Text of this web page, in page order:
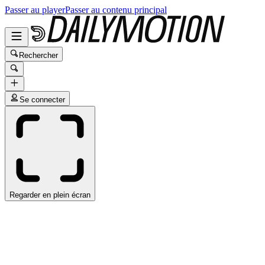
Passer au playerPasser au contenu principal
Rechercher
Se connecter
Regarder en plein écran